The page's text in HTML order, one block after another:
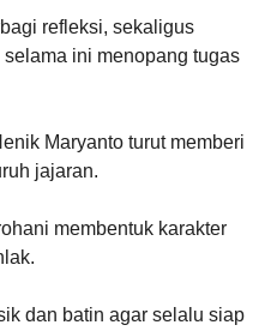
refleksi, sekaligus
ini menopang tugas
Maryanto turut memberi
jajaran.
membentuk karakter
dan batin agar selalu siap